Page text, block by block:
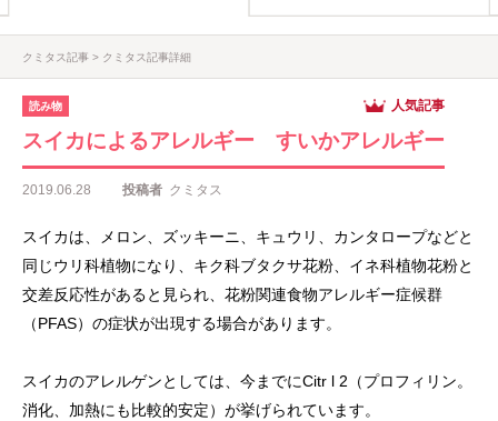
クミタス記事 クミタス記事詳細
読み物 人気記事
スイカによるアレルギー すいかアレルギー
2019.06.28 投稿者 クミタス
スイカは、メロン、ズッキーニ、キュウリ、カンタロープなどと
同じウリ科植物になり、キク科ブタクサ花粉、イネ科植物花粉と
交差反応性があると見られ、花粉関連食物アレルギー症候群
（PFAS）の症状が出現する場合があります。
スイカのアレルゲンとしては、今までにCitr l 2（プロフィリン。
消化、加熱にも比較的安定）が挙げられています。